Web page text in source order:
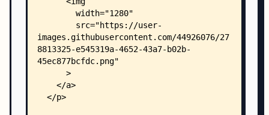
    │   │   ├── __init__.py
    │   │   ├── docs.py
    │   │   └── utils.py
    │   └── utils/
    │       ├── __init__.py
    │       ├── constants.py
    │       ├── db_utils.py
    │       ├── document_reading.py